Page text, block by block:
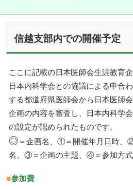
信越支部内での開催予定
ここに記載の日本医師会生涯教育
日本内科学会との協議による申合
する都道府県医師会から日本医師
企画の内容を審査し、日本内科学
の設定が認められたものです。
◎ ＝企画名、①＝開催年月日時、
名、③＝企画の主題、④＝参加方式
■参加費